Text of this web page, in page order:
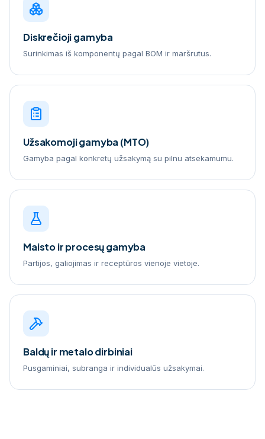
Diskrečioji gamyba
Surinkimas iš komponentų pagal BOM ir maršrutus.
Užsakomoji gamyba (MTO)
Gamyba pagal konkretų užsakymą su pilnu atsekamumu.
Maisto ir procesų gamyba
Partijos, galiojimas ir receptūros vienoje vietoje.
Baldų ir metalo dirbiniai
Pusgaminiai, subranga ir individualūs užsakymai.